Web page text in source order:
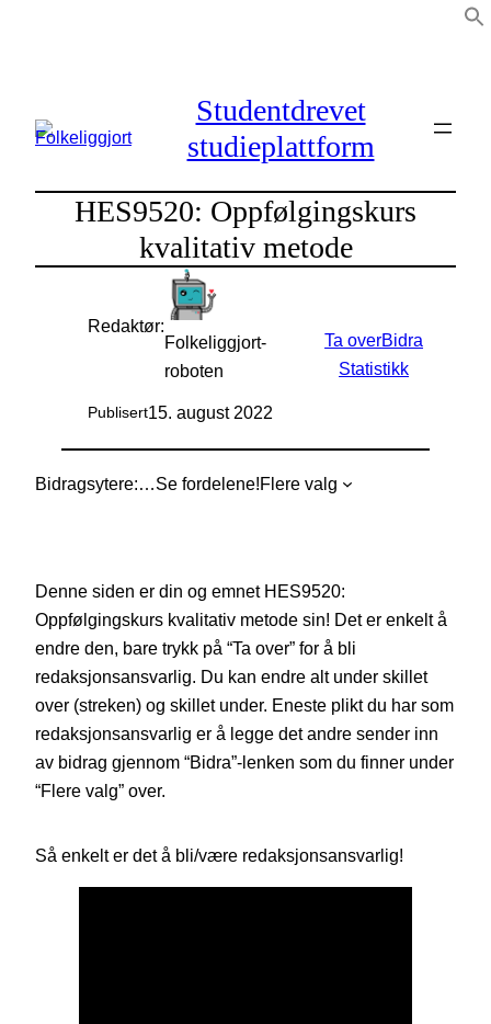
Studentdrevet
studieplattform
HES9520: Oppfølgingskurs
kvalitativ metode
Redaktør:
Folkeliggjort-
roboten
Publisert15. august 2022
Ta overBidra
Statistikk
Bidragsytere: Se fordelene!Flere valg
Denne siden er din og emnet HES9520:
Oppfølgingskurs kvalitativ metode sin! Det er enkelt å
endre den, bare trykk på “Ta over” for å bli
redaksjonsansvarlig. Du kan endre alt under skillet
over (streken) og skillet under. Eneste plikt du har som
redaksjonsansvarlig er å legge det andre sender inn
av bidrag gjennom “Bidra”-lenken som du finner under
“Flere valg” over.
Så enkelt er det å bli/være redaksjonsansvarlig!